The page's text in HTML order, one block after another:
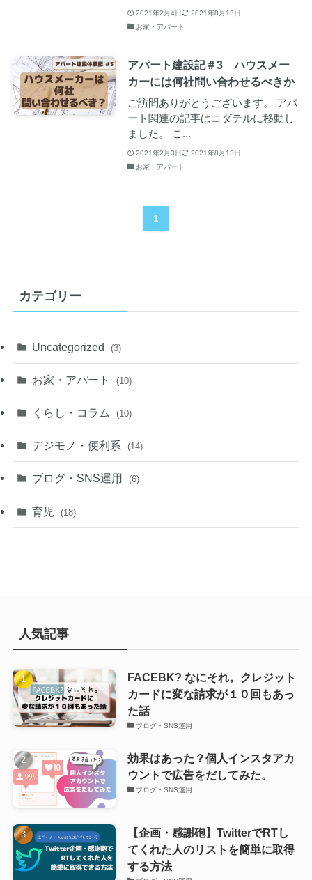
2021年2月4日
2021年8月13日
お家・アパート
アパート建設記＃3 ハウスメー
カーには何社問い合わせるべきか
ご訪問ありがとうございます。 アパ
ート関連の記事はコダテルに移動し
ました。 こ...
2021年2月3日
2021年8月13日
お家・アパート
1
カテゴリー
Uncategorized (3)
お家・アパート (10)
くらし・コラム (10)
デジモノ・便利系 (14)
ブログ・SNS運用 (6)
育児 (18)
人気記事
FACEBK? なにそれ。クレジット
カードに変な請求が１０回もあっ
た話
ブログ・SNS運用
効果はあった？個人インスタアカ
ウントで広告をだしてみた。
ブログ・SNS運用
【企画・感謝砲】TwitterでRTし
てくれた人のリストを簡単に取得
する方法